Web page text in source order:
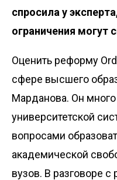
спросила у
ограничения могут
Оценить реформу
сфере высшего
Марданова. Он много
университетской
вопросами
академической
вузов. В разговоре